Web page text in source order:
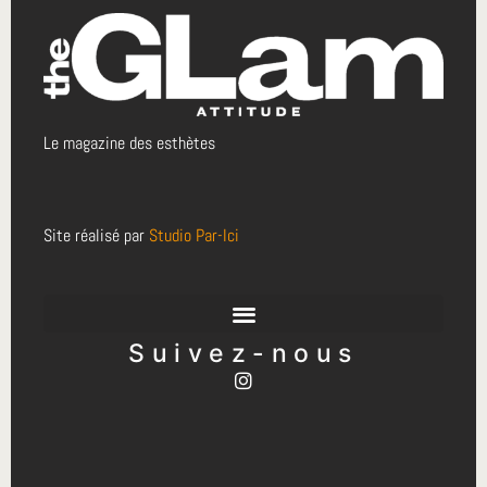
Le magazine des esthètes
Site réalisé par Studio Par-Ici
Suivez-nous